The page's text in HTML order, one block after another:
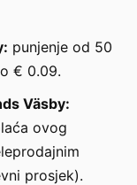
punjenje od 50
€ 0.09.
Väsby:
ovog
prosjek).